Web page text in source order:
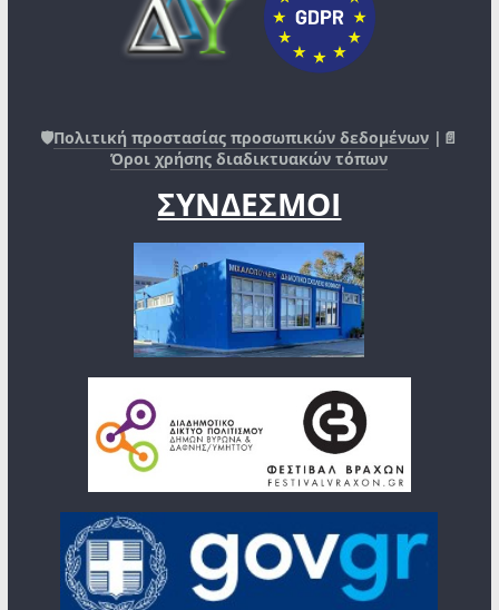
🛡️Πολιτική προστασίας προσωπικών δεδομένων |📄
Όροι χρήσης διαδικτυακών τόπων
ΣΥΝΔΕΣΜΟΙ